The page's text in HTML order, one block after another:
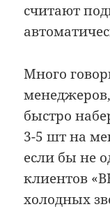
считают
Много
быстро
3-5 шт на
если бы не
клиентов
холодных